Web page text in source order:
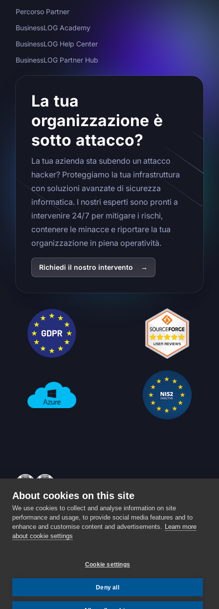
About cookies on this site
We use cookies to collect and analyse information on site
performance and usage, to provide social media features and to
enhance and customise content and advertisements. Learn more
about cookie settings
Cookie settings
Deny all
Percorso Partner
BusinessLOG Academy
BusinessLOG Help Center
BusinessLOG Partner Hub
La tua
organizzazione è
sotto attacco?
La tua azienda sta subendo un attacco
hacker? Proteggiamo la tua infrastruttura
con soluzioni avanzate di sicurezza
informatica. I nostri esperti sono pronti a
intervenire 24/7 per mitigare i rischi,
contenere le minacce e riportare la tua
organizzazione in piena operatività.
Richiedi il nostro intervento →
Powered byEnterprise⚡️ Partita IVA: IT03959590989 ⚡️
Privacy & Cookie policy
Sede Operativa: Via A. Bellini 7, Roè Volciano (Brescia) -
25079
TUTTI I SISTEMI OPERATIVI.